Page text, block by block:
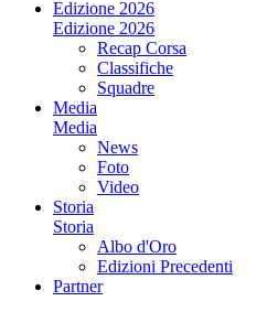
Edizione 2026
Edizione 2026
Recap Corsa
Classifiche
Squadre
Media
Media
News
Foto
Video
Storia
Storia
Albo d'Oro
Edizioni Precedenti
Partner